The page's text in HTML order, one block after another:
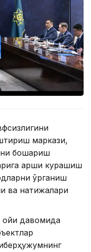
маркази,
бошқариш
қарши курашиш
ўрганиш
ва натижалари
ойи давомида